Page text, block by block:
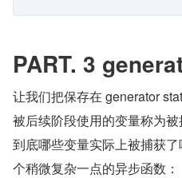
PART. 3
让我们把保存在 generator
被后续阶段使用的变量称为
到底哪些变量实际上被捕获
个稍微复杂一点的异步函数：